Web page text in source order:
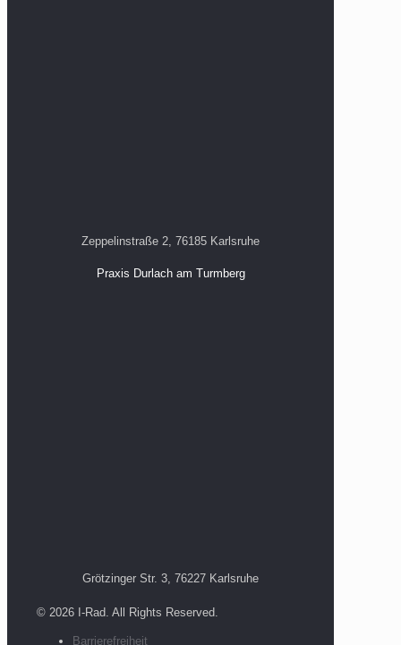
Zeppelinstraße 2, 76185 Karlsruhe
Praxis Durlach am Turmberg
Grötzinger Str. 3, 76227 Karlsruhe
© 2026 I-Rad. All Rights Reserved.
Barrierefreiheit